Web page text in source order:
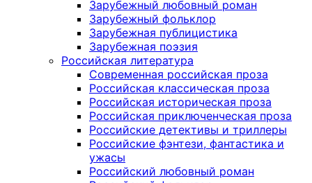
Зарубежный любовный роман
Зарубежный фольклор
Зарубежная публицистика
Зарубежная поэзия
Российская литература
Современная российская проза
Российская классическая проза
Российская историческая проза
Российская приключенческая проза
Российские детективы и триллеры
Российские фэнтези, фантастика и
ужасы
Российский любовный роман